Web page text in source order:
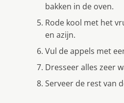
bakken in de oven.
Rode kool met het
en azijn.
Vul de appels met
Dresseer alles zeer
Serveer de rest van